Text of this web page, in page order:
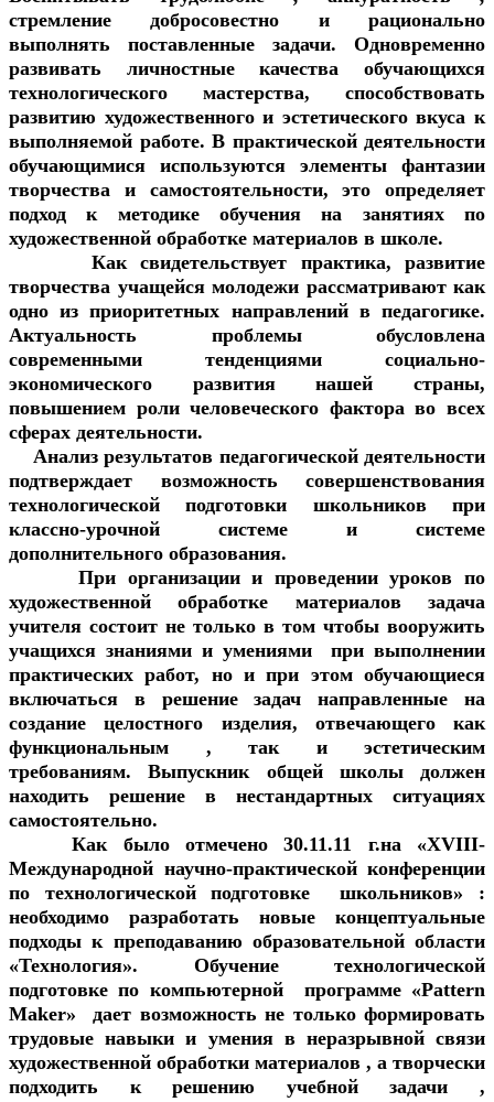
стремление добросовестно и рационально
выполнять поставленные задачи. Одновременно
развивать личностные качества обучающихся
технологического мастерства, способствовать
развитию художественного и эстетического вкуса к
выполняемой работе. В практической деятельности
обучающимися используются элементы фантазии
творчества и самостоятельности, это определяет
подход к методике обучения на занятиях по
художественной обработке материалов в школе.
Как свидетельствует практика, развитие
творчества учащейся молодежи рассматривают как
одно из приоритетных направлений в педагогике.
Актуальность проблемы обусловлена
современными тенденциями социально-
экономического развития нашей страны,
повышением роли человеческого фактора во всех
сферах деятельности.
Анализ результатов педагогической деятельности
подтверждает возможность совершенствования
технологической подготовки школьников при
классно-урочной системе и системе
дополнительного образования.
При организации и проведении уроков по
художественной обработке материалов задача
учителя состоит не только в том чтобы вооружить
учащихся знаниями и умениями при выполнении
практических работ, но и при этом обучающиеся
включаться в решение задач направленные на
создание целостного изделия, отвечающего как
функциональным , так и эстетическим
требованиям. Выпускник общей школы должен
находить решение в нестандартных ситуациях
самостоятельно.
Как было отмечено 30.11.11 г.на «XVIII-
Международной научно-практической конференции
по технологической подготовке школьников» :
необходимо разработать новые концептуальные
подходы к преподаванию образовательной области
«Технология». Обучение технологической
подготовке по компьютерной программе «Pattern
Maker» дает возможность не только формировать
трудовые навыки и умения в неразрывной связи
художественной обработки материалов , а творчески
подходить к решению учебной задачи ,